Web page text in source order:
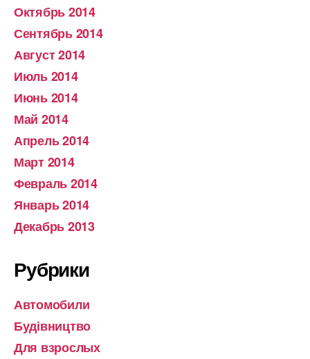
Октябрь 2014
Сентябрь 2014
Август 2014
Июль 2014
Июнь 2014
Май 2014
Апрель 2014
Март 2014
Февраль 2014
Январь 2014
Декабрь 2013
Рубрики
Автомобили
Будівництво
Для взрослых